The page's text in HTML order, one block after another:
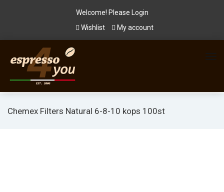
Welcome! Please
Login
Wishlist
My account
Chemex Filters Natural 6-8-10 kops 100st